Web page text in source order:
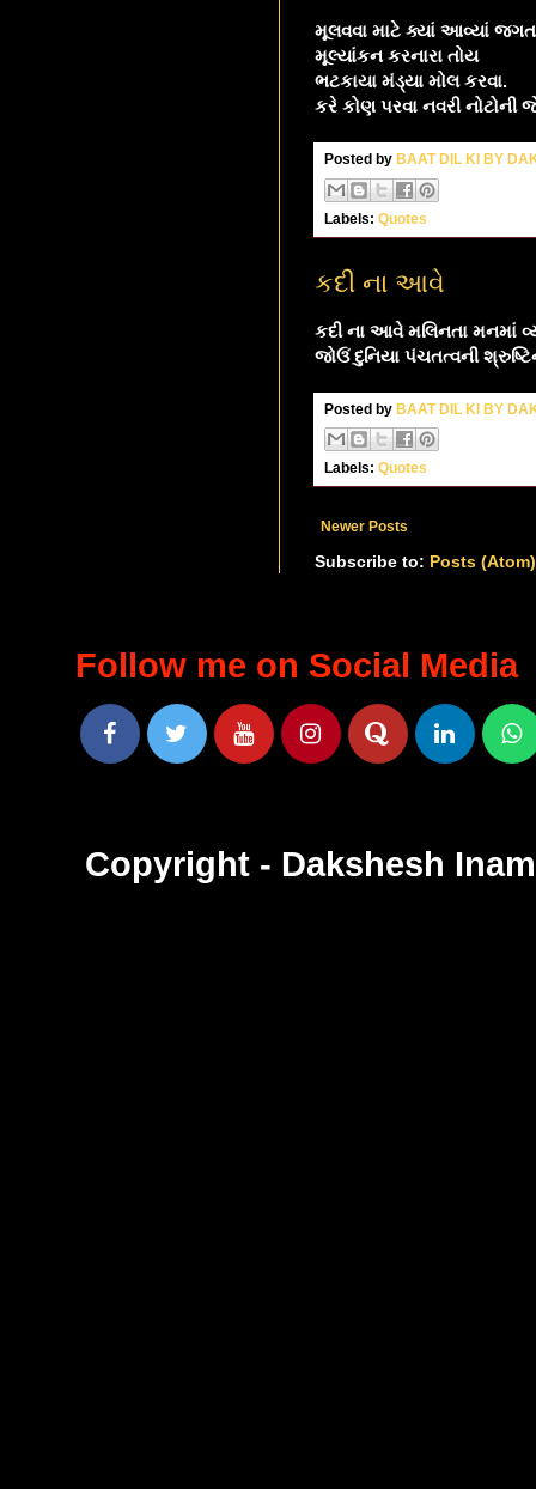
મૂલવવા માટે ક્યાં આવ્યાં
મૂલ્યાંકન કરનારા તોય
ભટકાયા મંડ્યા મોલ કરવા.
કરે કોણ પરવા નવરી નોટોની
Posted by BAAT DIL KI BY
Labels:Quotes
કદી ના આવે
કદી ના આવે મલિનતા મનમાં
જોઉં દુનિયા પંચતત્વની
Posted by BAAT DIL KI BY
Labels:Quotes
Newer Posts
Subscribe to: Posts (Atom)
Follow me on Social Media
Copyright - Dakshesh